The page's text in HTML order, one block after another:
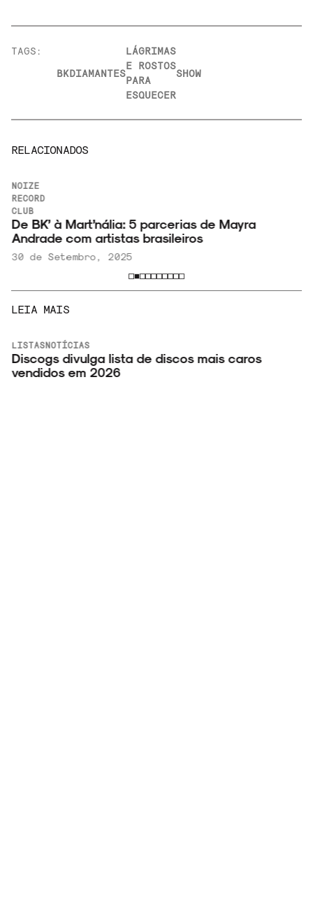
TAGS:
BKDIAMANTES
LÁGRIMAS
E ROSTOS
PARA
ESQUECER
SHOW
RELACIONADOS
NOIZE
RECORD
CLUB
De BK’ à Mart’nália: 5 parcerias de Mayra
Andrade com artistas brasileiros
30 de Setembro, 2025
LEIA MAIS
LISTASNOTÍCIAS
Discogs divulga lista de discos mais caros
vendidos em 2026